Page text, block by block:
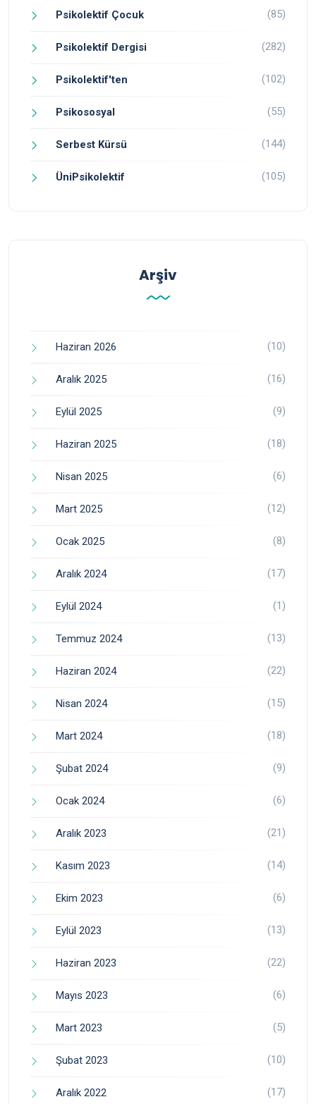
Psikolektif Çocuk (85)
Psikolektif Dergisi (282)
Psikolektif'ten (102)
Psikososyal (55)
Serbest Kürsü (144)
ÜniPsikolektif (105)
Arşiv
Haziran 2026 (10)
Aralık 2025 (16)
Eylül 2025 (9)
Haziran 2025 (18)
Nisan 2025 (6)
Mart 2025 (12)
Ocak 2025 (8)
Aralık 2024 (17)
Eylül 2024 (1)
Temmuz 2024 (13)
Haziran 2024 (22)
Nisan 2024 (15)
Mart 2024 (18)
Şubat 2024 (9)
Ocak 2024 (6)
Aralık 2023 (21)
Kasım 2023 (14)
Ekim 2023 (6)
Eylül 2023 (13)
Haziran 2023 (22)
Mayıs 2023 (6)
Mart 2023 (5)
Şubat 2023 (10)
Aralık 2022 (17)